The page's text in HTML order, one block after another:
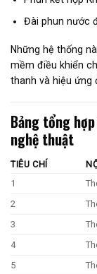
Đài phun nước
Những hệ thống
mềm điều khiển
thanh và hiệu ứng
Bảng tổng
nghệ thuật
TIÊU CHÍ
1
2
3
4
5